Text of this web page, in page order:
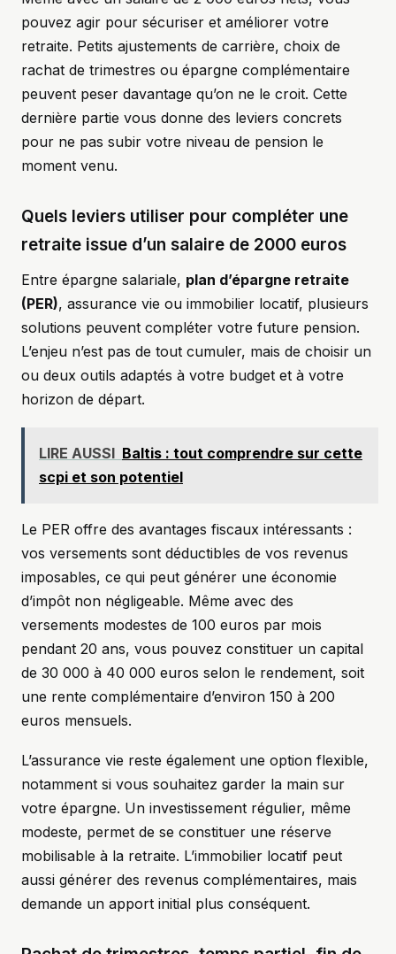
pouvez agir pour sécuriser et améliorer votre
retraite. Petits ajustements de carrière, choix de
rachat de trimestres ou épargne complémentaire
peuvent peser davantage qu’on ne le croit. Cette
dernière partie vous donne des leviers concrets
pour ne pas subir votre niveau de pension le
moment venu.
Quels leviers utiliser pour compléter une
retraite issue d’un salaire de 2000 euros
Entre épargne salariale, plan d’épargne retraite
(PER), assurance vie ou immobilier locatif, plusieurs
solutions peuvent compléter votre future pension.
L’enjeu n’est pas de tout cumuler, mais de choisir un
ou deux outils adaptés à votre budget et à votre
horizon de départ.
LIRE AUSSI Baltis : tout comprendre sur cette
scpi et son potentiel
Le PER offre des avantages fiscaux intéressants :
vos versements sont déductibles de vos revenus
imposables, ce qui peut générer une économie
d’impôt non négligeable. Même avec des
versements modestes de 100 euros par mois
pendant 20 ans, vous pouvez constituer un capital
de 30 000 à 40 000 euros selon le rendement, soit
une rente complémentaire d’environ 150 à 200
euros mensuels.
L’assurance vie reste également une option flexible,
notamment si vous souhaitez garder la main sur
votre épargne. Un investissement régulier, même
modeste, permet de se constituer une réserve
mobilisable à la retraite. L’immobilier locatif peut
aussi générer des revenus complémentaires, mais
demande un apport initial plus conséquent.